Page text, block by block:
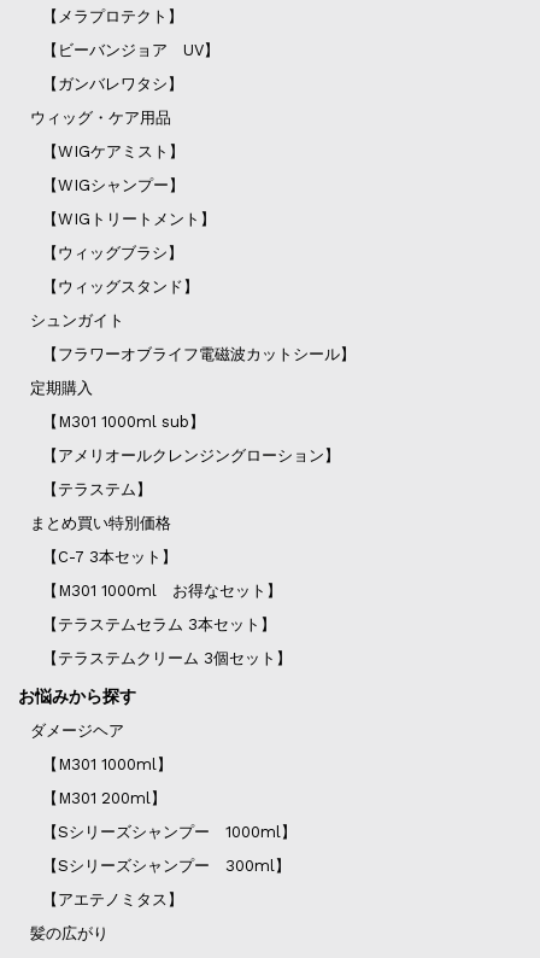
【メラプロテクト】
【ビーバンジョア UV】
【ガンバレワタシ】
ウィッグ・ケア用品
【WIGケアミスト】
【WIGシャンプー】
【WIGトリートメント】
【ウィッグブラシ】
【ウィッグスタンド】
シュンガイト
【フラワーオブライフ電磁波カットシール】
定期購入
【M301 1000ml sub】
【アメリオールクレンジングローション】
【テラステム】
まとめ買い特別価格
【C-7 3本セット】
【M301 1000ml お得なセット】
【テラステムセラム 3本セット】
【テラステムクリーム 3個セット】
お悩みから探す
ダメージヘア
【M301 1000ml】
【M301 200ml】
【Sシリーズシャンプー 1000ml】
【Sシリーズシャンプー 300ml】
【アエテノミタス】
髪の広がり